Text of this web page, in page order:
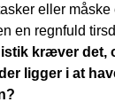
eller måske
en regnfuld
kræver det,
ligger i at